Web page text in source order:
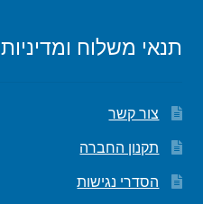
תנאי משלוח ומדיניות
צור קשר
תקנון החברה
הסדרי נגישות